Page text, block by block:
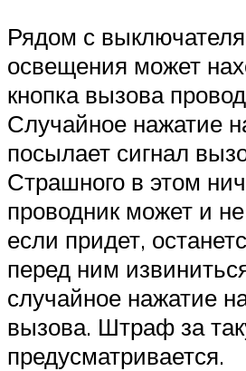
Рядом с
освещения может
кнопка вызова
Случайное нажатие
посылает сигнал
Страшного в этом
проводник может и
если придет,
перед ним
случайное нажатие
вызова. Штраф за
предусматривается.